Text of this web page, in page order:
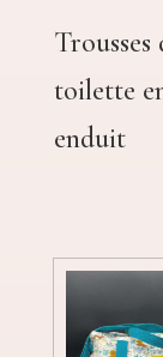
Trousses
toilette
enduit